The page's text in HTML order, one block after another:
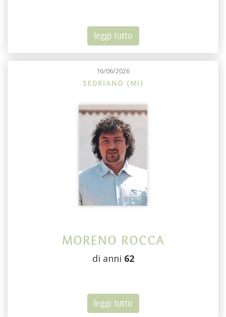
leggi tutto
16/06/2026
SEDRIANO (MI)
MORENO ROCCA
di anni 62
leggi tutto